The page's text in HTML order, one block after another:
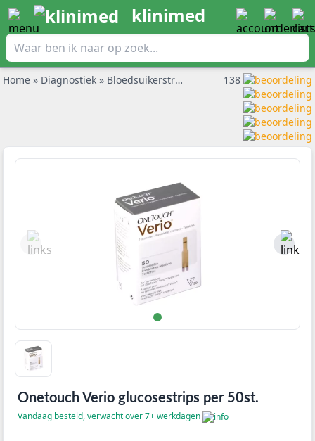
klinimed
Home » Diagnostiek » Bloedsuikerstrips Onetouch Verio
138
Onetouch Verio glucosestrips per 50st.
Vandaag besteld, verwacht over 7+ werkdagen